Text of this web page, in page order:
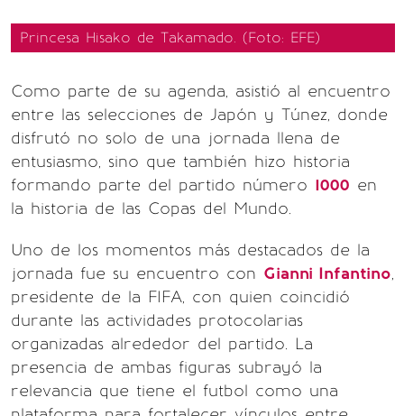
Princesa Hisako de Takamado. (Foto: EFE)
Como parte de su agenda, asistió al encuentro
entre las selecciones de Japón y Túnez, donde
disfrutó no solo de una jornada llena de
entusiasmo, sino que también hizo historia
formando parte del partido número 1000 en
la historia de las Copas del Mundo.
Uno de los momentos más destacados de la
jornada fue su encuentro con Gianni Infantino,
presidente de la FIFA, con quien coincidió
durante las actividades protocolarias
organizadas alrededor del partido. La
presencia de ambas figuras subrayó la
relevancia que tiene el futbol como una